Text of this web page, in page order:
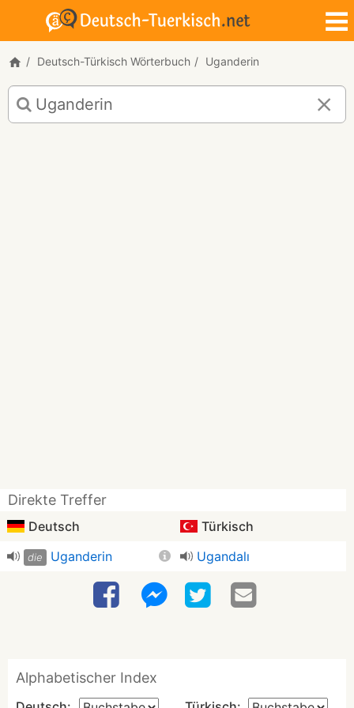
Deutsch-Türkisch Wörterbuch Uganderin
Deutsch-
Türkisch
Übersetzung
Direkte Treffer
Deutsch Türkisch
die Uganderin Ugandalı
Alphabetischer Index